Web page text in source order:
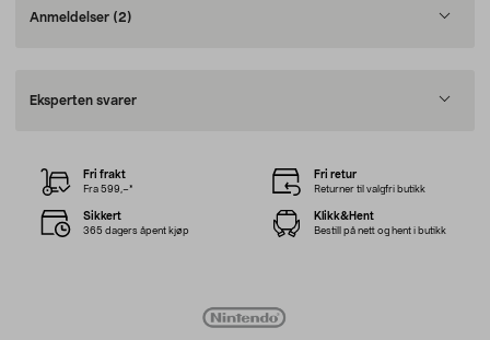
Anmeldelser (2)
Eksperten svarer
Fri frakt
Fra 599,–*
Fri retur
Returner til valgfri butikk
Sikkert
365 dagers åpent kjøp
Klikk&Hent
Bestill på nett og hent i butikk